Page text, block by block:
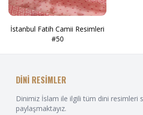
İstanbul Fatih Camii Resimleri
#50
DİNİ RESİMLER
Dinimiz İslam ile ilgili tüm dini resimleri
paylaşmaktayız.